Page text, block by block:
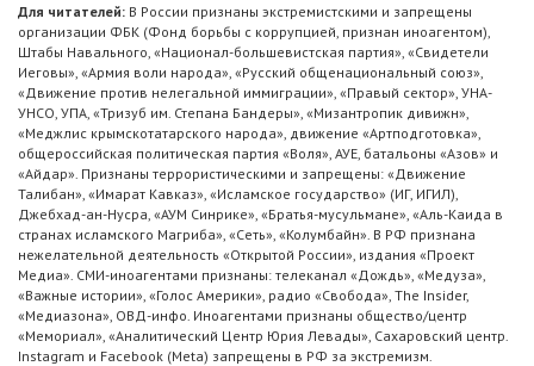
Для читателей: В России признаны экстремистскими и запрещены
организации ФБК (Фонд борьбы с коррупцией, признан иноагентом),
Штабы Навального, «Национал-большевистская партия», «Свидетели
Иеговы», «Армия воли народа», «Русский общенациональный союз»,
«Движение против нелегальной иммиграции», «Правый сектор», УНА-
УНСО, УПА, «Тризуб им. Степана Бандеры», «Мизантропик дивижн»,
«Меджлис крымскотатарского народа», движение «Артподготовка»,
общероссийская политическая партия «Воля», АУЕ, батальоны «Азов» и
«Айдар». Признаны террористическими и запрещены: «Движение
Талибан», «Имарат Кавказ», «Исламское государство» (ИГ, ИГИЛ),
Джебхад-ан-Нусра, «АУМ Синрике», «Братья-мусульмане», «Аль-Каида в
странах исламского Магриба», «Сеть», «Колумбайн». В РФ признана
нежелательной деятельность «Открытой России», издания «Проект
Медиа». СМИ-иноагентами признаны: телеканал «Дождь», «Медуза»,
«Важные истории», «Голос Америки», радио «Свобода», The Insider,
«Медиазона», ОВД-инфо. Иноагентами признаны общество/центр
«Мемориал», «Аналитический Центр Юрия Левады», Сахаровский центр.
Instagram и Facebook (Metа) запрещены в РФ за экстремизм.